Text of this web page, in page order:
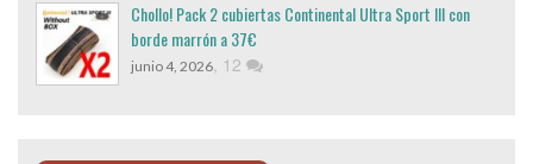
Chollo! Pack 2 cubiertas Continental Ultra Sport III con
borde marrón a 37€
junio 4, 2026, 12